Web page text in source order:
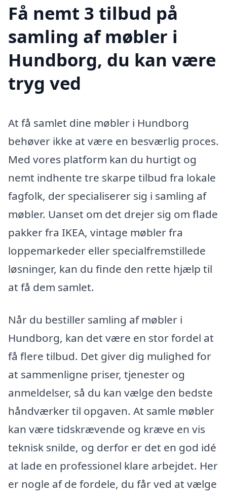
Få nemt 3 tilbud på
samling af møbler i
Hundborg, du kan være
tryg ved
At få samlet dine møbler i Hundborg
behøver ikke at være en besværlig proces.
Med vores platform kan du hurtigt og
nemt indhente tre skarpe tilbud fra lokale
fagfolk, der specialiserer sig i samling af
møbler. Uanset om det drejer sig om flade
pakker fra IKEA, vintage møbler fra
loppemarkeder eller specialfremstillede
løsninger, kan du finde den rette hjælp til
at få dem samlet.
Når du bestiller samling af møbler i
Hundborg, kan det være en stor fordel at
få flere tilbud. Det giver dig mulighed for
at sammenligne priser, tjenester og
anmeldelser, så du kan vælge den bedste
håndværker til opgaven. At samle møbler
kan være tidskrævende og kræve en vis
teknisk snilde, og derfor er det en god idé
at lade en professionel klare arbejdet. Her
er nogle af de fordele, du får ved at vælge